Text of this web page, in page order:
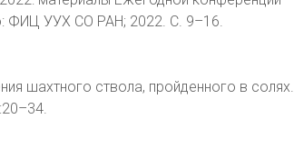
ФИЦ УУХ СО РАН; 2022. С. 9–16.
шахтного ствола, пройденного в солях.